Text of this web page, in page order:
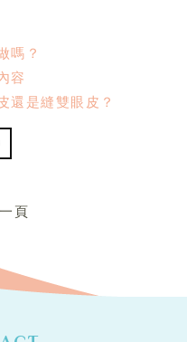
嗎？
容
還是縫雙眼皮？
頁